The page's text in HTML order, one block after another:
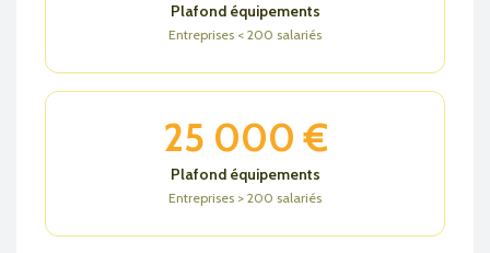
Plafond équipements
Entreprises < 200 salariés
25 000 €
Plafond équipements
Entreprises > 200 salariés